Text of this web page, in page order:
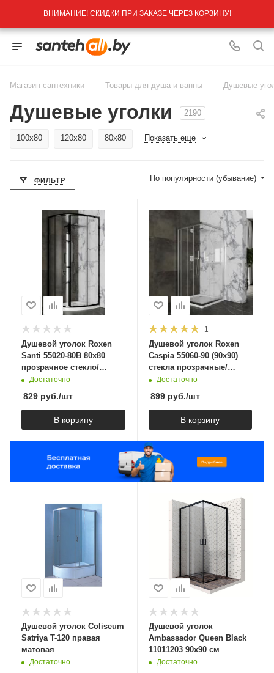
ВНИМАНИЕ! СКИДКИ ПРИ ЗАКАЗЕ ЧЕРЕЗ КОРЗИНУ!
Магазин сантехники — Товары для душа и ванны — Душевые
Душевые уголки 2190
100x80 120x80 80x80 Показать еще
ФИЛЬТР По популярности (убывание)
Душевой уголок Roxen
Santi 55020-80B 80x80
прозрачное стекло/
профиль черный
Достаточно
829 руб./шт
В корзину
1
Душевой уголок Roxen
Caspia 55060-90 (90х90)
стекла прозрачные/
профиль хром
Достаточно
899руб./шт
В корзину
Душевой уголок Coliseum
Satriya T-120 правая
матовая
Достаточно
Душевой уголок
Ambassador Queen Black
11011203 90х90 см
Достаточно